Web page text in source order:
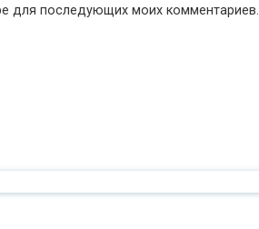
для последующих моих комментариев.